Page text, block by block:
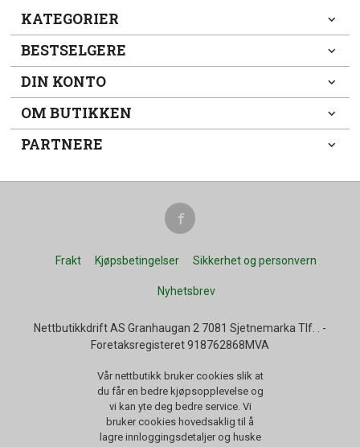
KATEGORIER
BESTSELGERE
DIN KONTO
OM BUTIKKEN
PARTNERE
Frakt Kjøpsbetingelser Sikkerhet og personvern
Nyhetsbrev
Nettbutikkdrift AS Granhaugan 2 7081 Sjetnemarka Tlf. . -
Foretaksregisteret 918762868MVA
Vår nettbutikk bruker cookies slik at
du får en bedre kjøpsopplevelse og
vi kan yte deg bedre service. Vi
bruker cookies hovedsaklig til å
lagre innloggingsdetaljer og huske